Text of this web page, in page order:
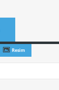
Resim